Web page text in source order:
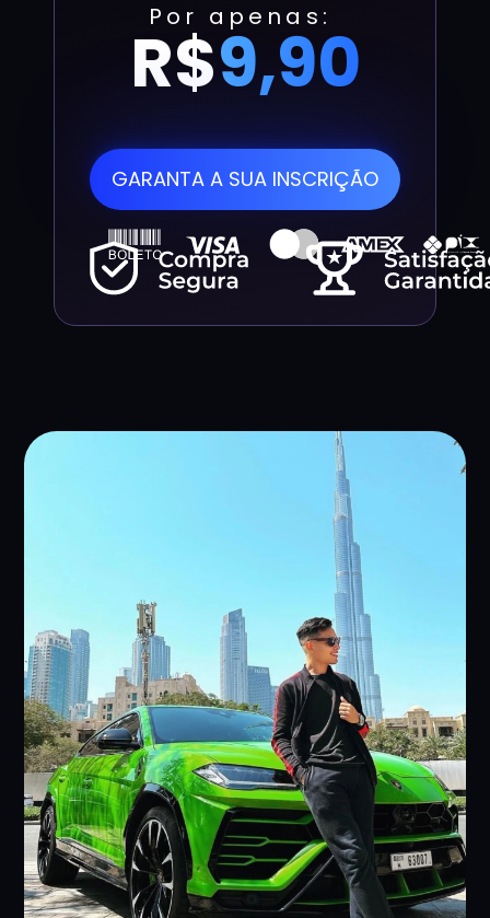
Por apenas:
R$9,90
GARANTA A SUA INSCRIÇÃO